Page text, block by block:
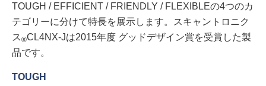
TOUGH / EFFICIENT / FRIENDLY / FLEXIBLEの4つのカ
テゴリーに分けて特長を展示します。スキャントロニク
ス®CL4NX-Jは2015年度 グッドデザイン賞を受賞した製
品です。
TOUGH